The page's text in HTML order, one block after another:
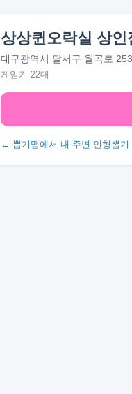
상상퀸오락실 상인
대구광역시 달서구 월곡로
게임기 22대
← 뽑기맵에서 내 주변 인형뽑기